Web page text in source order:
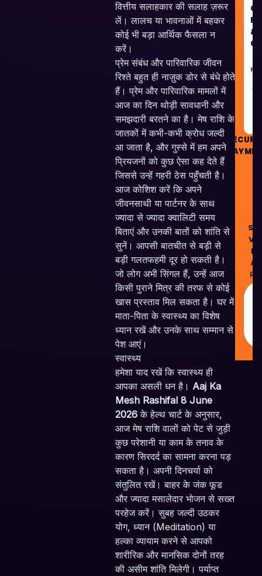
वित्तीय सलाहकार की सलाह ज़रूर
लें। लालच या भावनाओं में बहकर
कोई भी बड़ा आर्थिक फैसला न
करें।
प्रेम संबंध और पारिवारिक जीवन
रिश्ते बहुत ही नाज़ुक डोर से बंधे होते
हैं। प्रेम और पारिवारिक मामलों में
आज का दिन थोड़ी सावधानी और
समझदारी बरतने का है। मेष राशि के
जातकों में कभी-कभी क्रोध जल्दी
आ जाता है, और गुस्से में हम अपने
प्रियजनों को कुछ ऐसा कह देते हैं
जिससे उन्हें गहरी ठेस पहुँचती है।
आज कोशिश करें कि अपने
जीवनसाथी या पार्टनर के साथ
ज्यादा से ज्यादा क्वालिटी समय
बिताएं और उनकी बातों को शांति से
सुनें। आपसी बातचीत से बड़ी से
बड़ी गलतफहमी दूर हो सकती है।
जो लोग अभी सिंगल हैं, उन्हें आज
किसी पुराने मित्र की तरफ से कोई
खास प्रस्ताव मिल सकता है। घर में
माता-पिता के स्वास्थ्य का विशेष
ध्यान रखें और उनके साथ सम्मान से
पेश आएं।
स्वास्थ्य
हमेशा याद रखें कि स्वास्थ्य ही
आपका असली धन है। Aaj Ka
Mesh Rashifal 8 June
2026 के हेल्थ चार्ट के अनुसार,
आज मेष राशि वालों को पेट से जुड़ी
कुछ परेशानी या काम के तनाव के
कारण सिरदर्द का सामना करना पड़
सकता है। अपनी दिनचर्या को
संतुलित रखें। बाहर के जंक फूड
और ज्यादा मसालेदार भोजन से सख्त
परहेज करें। सुबह जल्दी उठकर
योग, ध्यान (Meditation) या
हल्का व्यायाम करने से आपको
शारीरिक और मानसिक दोनों तरह
की असीम शांति मिलेगी। पर्याप्त
&
SECURE
All